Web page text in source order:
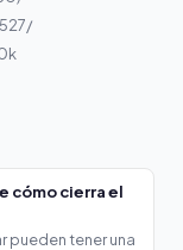
cómo cierra el
pueden tener una